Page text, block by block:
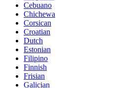
Cebuano
Chichewa
Corsican
Croatian
Dutch
Estonian
Filipino
Finnish
Frisian
Galician